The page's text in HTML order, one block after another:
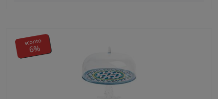
sconto
6%